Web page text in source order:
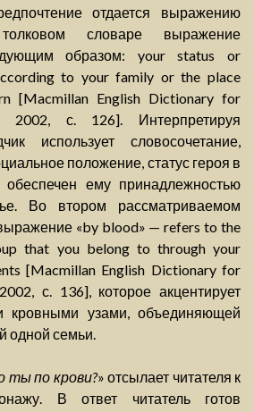
отдается выражению
словаре выражение
образом: your status or
to your family or the place
[Macmillan English Dictionary for
2002, с. 126]. Интерпретируя
использует словосочетание,
положение, статус героя в
ему принадлежностью
Во втором рассматриваемом
«by blood» — refers to the
that you belong to through your
[Macmillan English Dictionary for
с. 136], которое акцентирует
кровными узами, объединяющей
одной семьи.
ты по крови?» отсылает читателя к
В ответ читатель готов